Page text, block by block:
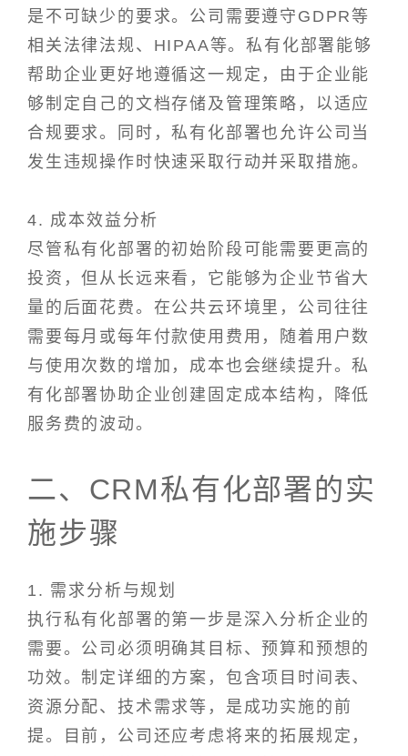
是不可缺少的要求。公司需要遵守GDPR等
相关法律法规、HIPAA等。私有化部署能够
帮助企业更好地遵循这一规定，由于企业能
够制定自己的文档存储及管理策略，以适应
合规要求。同时，私有化部署也允许公司当
发生违规操作时快速采取行动并采取措施。
4. 成本效益分析
尽管私有化部署的初始阶段可能需要更高的
投资，但从长远来看，它能够为企业节省大
量的后面花费。在公共云环境里，公司往往
需要每月或每年付款使用费用，随着用户数
与使用次数的增加，成本也会继续提升。私
有化部署协助企业创建固定成本结构，降低
服务费的波动。
二、CRM私有化部署的实
施步骤
1. 需求分析与规划
执行私有化部署的第一步是深入分析企业的
需要。公司必须明确其目标、预算和预想的
功效。制定详细的方案，包含项目时间表、
资源分配、技术需求等，是成功实施的前
提。目前，公司还应考虑将来的拓展规定，